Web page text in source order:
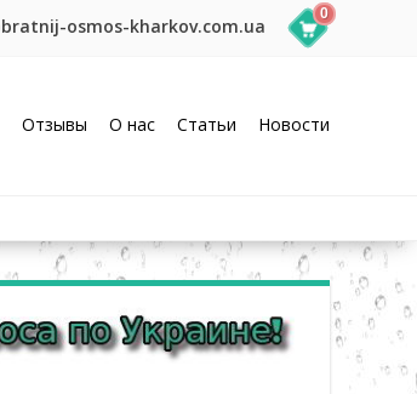
osmos-kharkov.com.ua
0
Отзывы О нас Статьи Новости